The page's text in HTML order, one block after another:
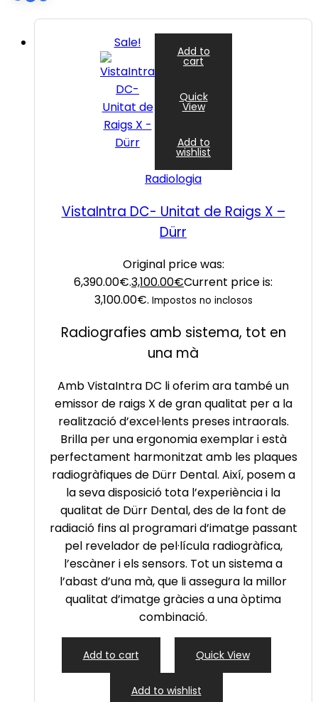
Sale!
Add to
cart
Quick
View
Add to
wishlist
Radiologia
VistaIntra DC- Unitat de Raigs X –
Dürr
Original price was:
6,390.00€.3,100.00€Current price is:
3,100.00€. Impostos no inclosos
Radiografies amb sistema, tot en
una mà
Amb VistaIntra DC li oferim ara també un
emissor de raigs X de gran qualitat per a la
realització d’excel·lents preses intraorals.
Brilla per una ergonomia exemplar i està
perfectament harmonitzat amb les plaques
radiogràfiques de Dürr Dental. Així, posem a
la seva disposició tota l’experiència i la
qualitat de Dürr Dental, des de la font de
radiació fins al programari d’imatge passant
pel revelador de pel·lícula radiogràfica,
l’escàner i els sensors. Tot un sistema a
l’abast d’una mà, que li assegura la millor
qualitat d’imatge gràcies a una òptima
combinació.
Add to cart Quick View
Add to wishlist